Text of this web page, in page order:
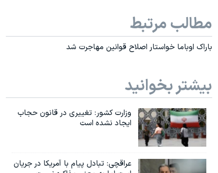
مطالب مرتبط
باراک اوباما خواستار اصلاح قوانین مهاجرت شد
بیشتر بخوانید
وزارت کشور: تغییری در قانون حجاب
ایجاد نشده است
عراقچی: تبادل پیام با آمریکا در جریان